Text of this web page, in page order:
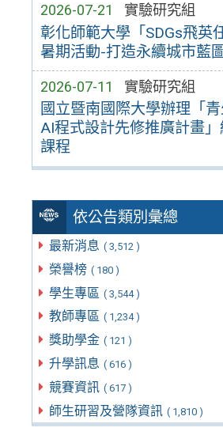
2026-07-21 實驗研究組
彰化師範大學「SDGs飛英
暑期活動-打造永續城市藍圖
2026-07-11 實驗研究組
國立暨南國際大學辦理「
AI程式設計先修推廣計畫
課程
依公告類別彙總
最新消息 ( 3,512 )
榮譽榜 ( 180 )
學生專區 ( 3,544 )
教師專區 ( 1,234 )
獎助學金 ( 121 )
升學訊息 ( 616 )
競賽資訊 ( 617 )
師生研習及營隊資訊 ( 1,810 )